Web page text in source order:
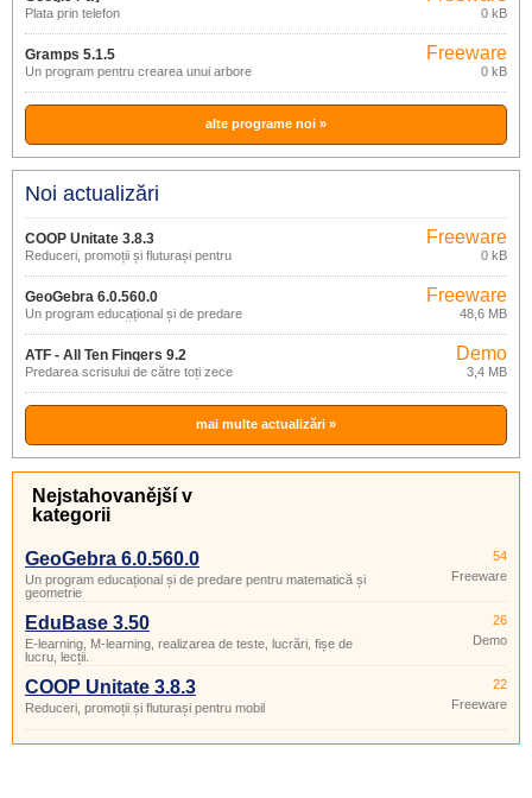
Plata prin telefon 0 kB
Gramps 5.1.5
Un program pentru crearea unui arbore
Freeware
0 kB
alte programe noi »
Noi actualizări
COOP Unitate 3.8.3
Reduceri, promoții și fluturași pentru
Freeware
0 kB
GeoGebra 6.0.560.0
Un program educațional și de predare
pentru matematică și geometrie
Freeware
48,6 MB
ATF - All Ten Fingers 9.2
Predarea scrisului de către toți zece
Demo
3,4 MB
mai multe actualizări »
Nejstahovanější v
kategorii
GeoGebra 6.0.560.0
Un program educațional și de predare pentru matematică și
geometrie
54
Freeware
EduBase 3.50
E-learning, M-learning, realizarea de teste, lucrări, fișe de
lucru, lecții.
26
Demo
COOP Unitate 3.8.3
Reduceri, promoții și fluturași pentru mobil
22
Freeware